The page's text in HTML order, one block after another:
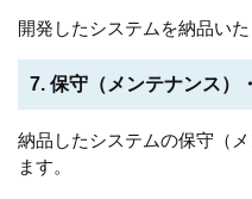
開発したシステムを納品いた
7. 保守（メンテナンス）
納品したシステムの保守（
ます。